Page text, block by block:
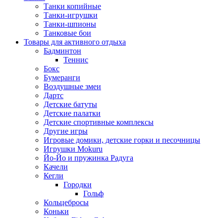
Танки копийные
Танки-игрушки
Танки-шпионы
Танковые бои
Товары для активного отдыха
Бадминтон
Теннис
Бокс
Бумеранги
Воздушные змеи
Дартс
Детские батуты
Детские палатки
Детские спортивные комплексы
Другие игры
Игровые домики, детские горки и песочницы
Игрушки Mokuru
Йо-Йо и пружинка Радуга
Качели
Кегли
Городки
Гольф
Кольцебросы
Коньки